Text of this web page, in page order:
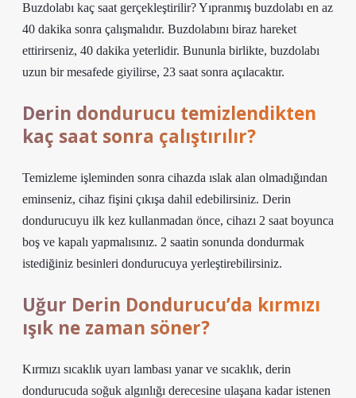
Buzdolabı kaç saat gerçekleştirilir? Yıpranmış buzdolabı en az
40 dakika sonra çalışmalıdır. Buzdolabını biraz hareket
ettirirseniz, 40 dakika yeterlidir. Bununla birlikte, buzdolabı
uzun bir mesafede giyilirse, 23 saat sonra açılacaktır.
Derin dondurucu temizlendikten
kaç saat sonra çalıştırılır?
Temizleme işleminden sonra cihazda ıslak alan olmadığından
eminseniz, cihaz fişini çıkışa dahil edebilirsiniz. Derin
dondurucuyu ilk kez kullanmadan önce, cihazı 2 saat boyunca
boş ve kapalı yapmalısınız. 2 saatin sonunda dondurmak
istediğiniz besinleri dondurucuya yerleştirebilirsiniz.
Uğur Derin Dondurucu’da kırmızı
ışık ne zaman söner?
Kırmızı sıcaklık uyarı lambası yanar ve sıcaklık, derin
dondurucuda soğuk algınlığı derecesine ulaşana kadar istenen